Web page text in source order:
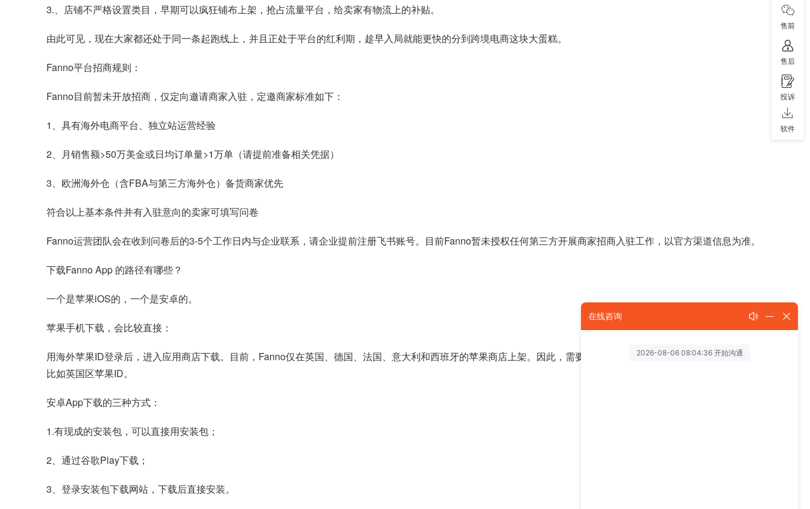
3.、店铺不严格设置类目，早期可以疯狂铺布上架，抢占流量平台，给卖家有物流上的补贴。
由此可见，现在大家都还处于同一条起跑线上，并且正处于平台的红利期，趁早入局就能更快的分到跨境电商这块大蛋糕。
Fanno平台招商规则：
Fanno目前暂未开放招商，仅定向邀请商家入驻，定邀商家标准如下：
1、具有海外电商平台、独立站运营经验
2、月销售额>50万美金或日均订单量>1万单（请提前准备相关凭据）
3、欧洲海外仓（含FBA与第三方海外仓）备货商家优先
符合以上基本条件并有入驻意向的卖家可填写问卷
Fanno运营团队会在收到问卷后的3-5个工作日内与企业联系，请企业提前注册飞书账号。目前Fanno暂未授权任何第三方开展商家招商入驻工作，以官方渠道信息为准。
下载Fanno App 的路径有哪些？
一个是苹果iOS的，一个是安卓的。
苹果手机下载，会比较直接：
用海外苹果ID登录后，进入应用商店下载。目前，Fanno仅在英国、德国、法国、意大利和西班牙的苹果商店上架。因此，需要下载的话，需要拥有对应地区的苹果ID，
比如英国区苹果ID。
安卓App下载的三种方式：
1.有现成的安装包，可以直接用安装包；
2、通过谷歌Play下载；
3、登录安装包下载网站，下载后直接安装。
售前
售后
投诉
软件
在线咨询